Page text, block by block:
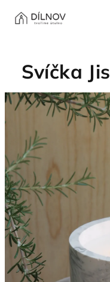
Svíčka